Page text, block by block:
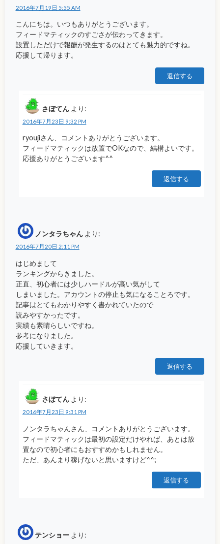
2016年7月19日 5:55 AM
こんにちは。いつもありがとうございます。
フィードマティックのすごさが伝わってきます。
設置しただけで報酬が発生するのはとても魅力的ですね。
応援して帰ります。
返信する
さぼてん より:
2016年7月23日 9:32 PM
ryoujiさん、コメントありがとうございます。
フィードマティックは放置でOKなので、結構よいです。
応援ありがとうございます^^
返信する
ノンタラちゃん より:
2016年7月20日 2:11 PM
はじめまして
ランキングからきました。
正直、初心者には少しハードルが高い気がして
しまいました。アカウントの停止も気になることろです。
記事はとてもわかりやすく書かれていたので
読みやすかったです。
実績も素晴らしいですね。
参考になりました。
応援していきます。
返信する
さぼてん より:
2016年7月23日 9:31 PM
ノンタラちゃんさん、コメントありがとうございます。
フィードマティックは最初の設定だけやれば、あとは放
置なので初心者にもおすすめかもしれません。
ただ、あんまり稼げないと思いますけど^^;
返信する
テンショー より: